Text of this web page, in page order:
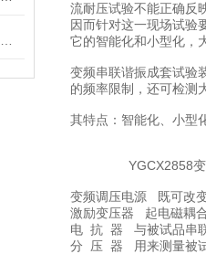
流耐压试验不能正确反
因而针对这一现场试验
它的智能化和小型化，
变频串联谐振成套试验
的频率限制，还可检测
其特点：智能化、小型
YGCX2858变频
变频调压电源 既可改
激励变压器 起电磁耦
电 抗 器 与被试品串
分 压 器 用来测量被试